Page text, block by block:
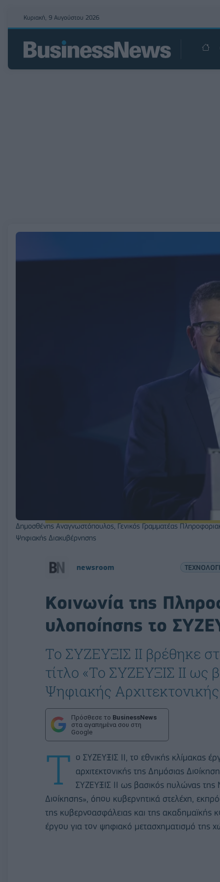
Κυριακή, 9 Αυγούστου 2026
Δημοσθένης Αναγνωστόπουλος, Γενικός Γραμματέας
Ψηφιακής Διακυβέρνησης
newsroom
Κοινωνία της
υλοποίησης το
Το ΣΥΖΕΥΞΙΣ ΙΙ βρέθηκε
τίτλο «Το ΣΥΖΕΥΞΙΣ ΙΙ
Ψηφιακής
Πρόσθεσε το BusinessNews
στα αγαπημένα σου στη
Google
Τ ο ΣΥΖΕΥΞΙΣ ΙΙ, το εθνικής κλίμακας
αρχιτεκτονικής της Δημόσιας
ΣΥΖΕΥΞΙΣ ΙΙ ως βασικός πυλώνας της
Διοίκησης», όπου κυβερνητικά στελέχη,
της κυβερνοασφάλειας και της ακαδημαϊκής
έργου για τον ψηφιακό μετασχηματισμό της